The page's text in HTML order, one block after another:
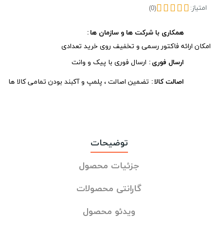
امتیاز: (0)
همکاری با شرکت ها و سازمان ها
امکان ارائه فاکتور رسمی و تخفیف روی خرید تعدادی
ارسال فوری ارسال فوری با پیک و وانت
اصالت کالا تضمین اصالت ، پلمپ و آکبند بودن تمامی کالا ها
توضیحات
جزئیات محصول
گارانتی محصولات
ویدئو محصول